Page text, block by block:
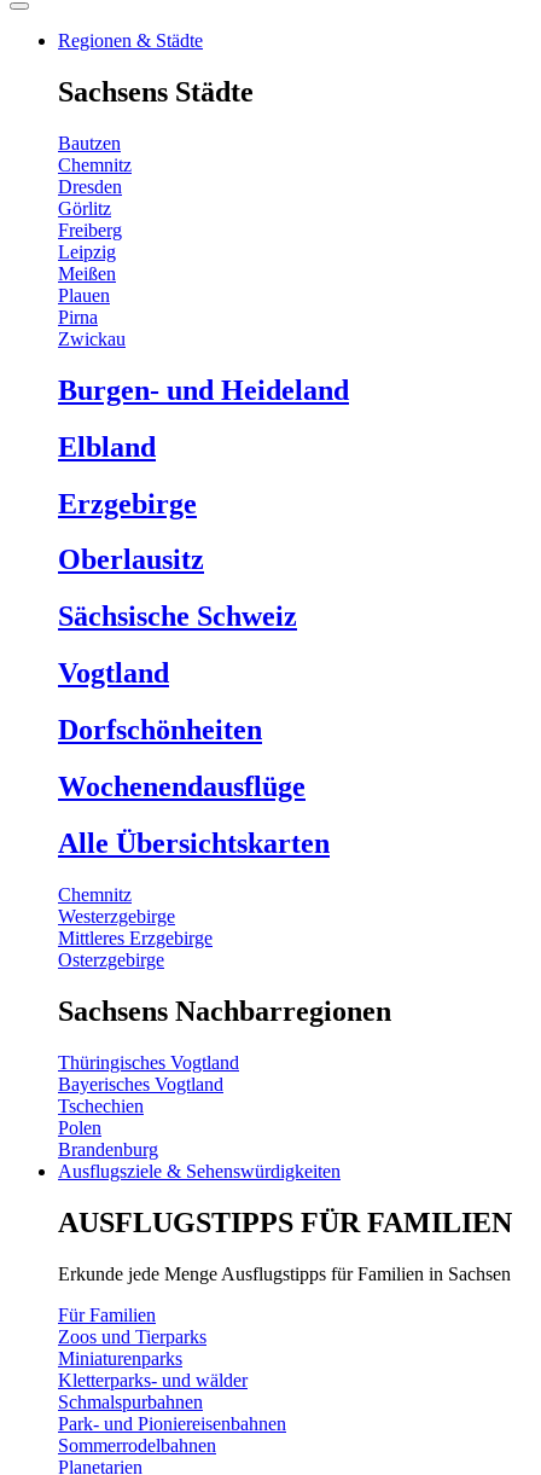
Regionen & Städte
Sachsens Städte
Bautzen
Chemnitz
Dresden
Görlitz
Freiberg
Leipzig
Meißen
Plauen
Pirna
Zwickau
Burgen- und Heideland
Elbland
Erzgebirge
Oberlausitz
Sächsische Schweiz
Vogtland
Dorfschönheiten
Wochenendausflüge
Alle Übersichtskarten
Chemnitz
Westerzgebirge
Mittleres Erzgebirge
Osterzgebirge
Sachsens Nachbarregionen
Thüringisches Vogtland
Bayerisches Vogtland
Tschechien
Polen
Brandenburg
Ausflugsziele & Sehenswürdigkeiten
AUSFLUGSTIPPS FÜR FAMILIEN
Erkunde jede Menge Ausflugstipps für Familien in Sachsen
Für Familien
Zoos und Tierparks
Miniaturenparks
Kletterparks- und wälder
Schmalspurbahnen
Park- und Pioniereisenbahnen
Sommerrodelbahnen
Planetarien